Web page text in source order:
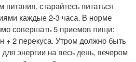
старайтесь питаться
каждые 2-3 часа. В норме
совершать 5 приемов пищи:
+ 2 перекуса. Утром должно быть
энергии на весь день, вечером